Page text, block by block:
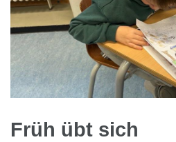
Früh übt sich